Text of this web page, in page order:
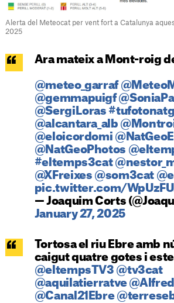
Alerta del Meteocat per vent fort a Catalunya
2025
Ara mateix a Mont-roig
@meteo_garraf
@gemmapuigf
@SergiLoras
@alcantara_alb
@eloicordomi
@NatGeoPhotos
#eltemps3cat
@XFreixes @som3cat
pic.twitter.com/
— Joaquim Corts
January 27, 2025
Tortosa el riu Ebre amb
caigut quatre gotes i
@eltempsTV3 @tv3cat
@aquilatierratve
@Canal21Ebre